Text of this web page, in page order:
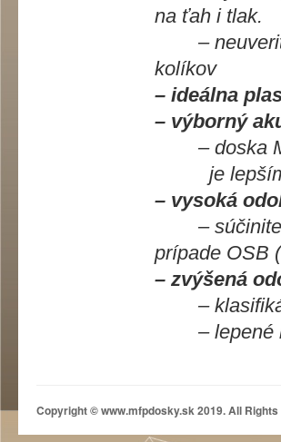
na ťah i tlak.
–
kolíkov
– ideálna
– výborný
– doska
je lepším
– vysoká
– súčiniteľ
prípade OSB
– zvýšená
–
– lepené
Copyright © www.mfpdosky.sk 2019. All